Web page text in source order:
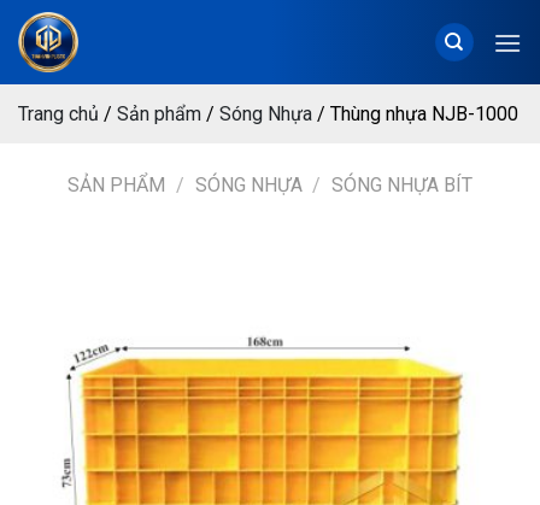
Chuyển
đến
dungTrang chủ / Sản phẩm / Sóng Nhựa / Thùng nhựa NJB-1000
SẢN PHẨM / SÓNG NHỰA / SÓNG NHỰA BÍT